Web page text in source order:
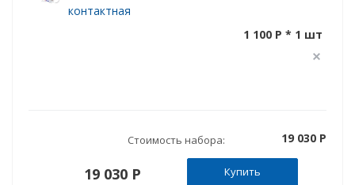
контактная
1 100 P * 1 шт
Стоимость набора: 19 030 P
19 030 P Купить